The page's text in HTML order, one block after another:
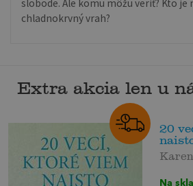
slobode. Ale komu môžu veriť? Kto je
chladnokrvný vrah?
Extra akcia len u
20
Na